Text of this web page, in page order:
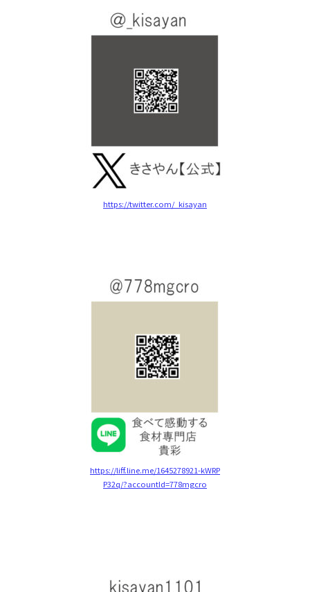
https://twitter.com/_kisayan
https://liff.line.me/1645278921-kWRP
P32q/?accountId=778mgcro